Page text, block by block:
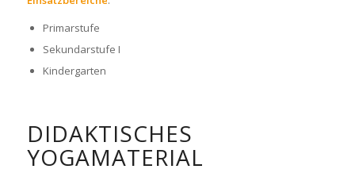
Primarstufe
Sekundarstufe I
Kindergarten
DIDAKTISCHES
YOGAMATERIAL